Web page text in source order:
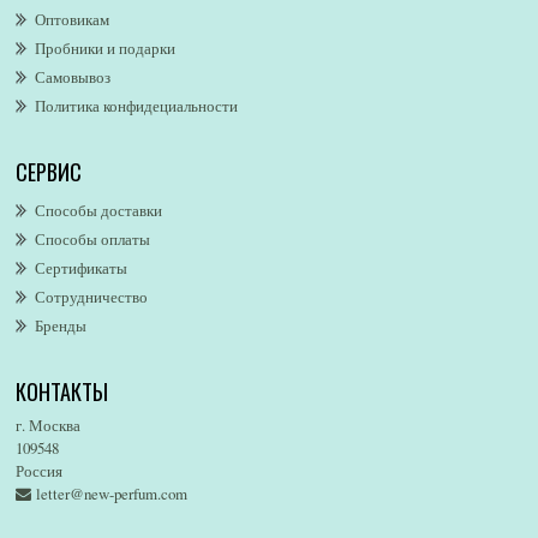
Alford & Hoff
Alfred Dunhill
Alfred Ritchy
Alfred Sung
AllSaints
Alsayad
Altaia
Alvarez Gomez
Alviero Martini
Alyson Oldoini
American Eagle
Amore Segreto
Amorino
Amouage
Оптовикам
Пробники и подарки
Самовывоз
Политика конфидециальности
СЕРВИС
Способы доставки
Способы оплаты
Сертификаты
Сотрудничество
Бренды
КОНТАКТЫ
г. Москва
109548
Россия
letter@new-perfum.com